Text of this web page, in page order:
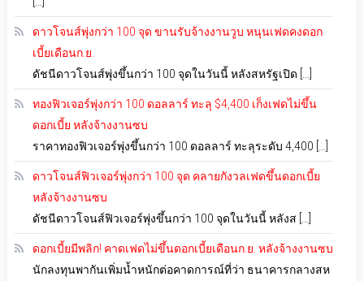
ดาวโจนส์พุ่งกว่า 100 จุด ขานรับจ้างงานวูบ หนุนเฟดคงดอก
เบี้ยเดือนก.ย.
ดัชนีดาวโจนส์พุ่งขึ้นกว่า 100 จุดในวันนี้ หลังสหรัฐเปิด […]
ทองฟิวเจอร์พุ่งกว่า 100 ดอลลาร์ ทะลุ $4,400 เก็งเฟดไม่ขึ้น
ดอกเบี้ย หลังจ้างงานซบ
ราคาทองฟิวเจอร์พุ่งขึ้นกว่า 100 ดอลลาร์ ทะลุระดับ 4,400 […]
ดาวโจนส์ฟิวเจอร์พุ่งกว่า 100 จุด คลายกังวลเฟดขึ้นดอกเบี้ย
หลังจ้างงานซบ
ดัชนีดาวโจนส์ฟิวเจอร์พุ่งขึ้นกว่า 100 จุดในวันนี้ หลังส […]
ดอกเบี้ยมีพลิก! คาดเฟดไม่ขึ้นดอกเบี้ยเดือนก.ย. หลังจ้างงานซบ
นักลงทุนพากันเพิ่มน้ำหนักต่อคาดการณ์ที่ว่า ธนาคารกลางสห